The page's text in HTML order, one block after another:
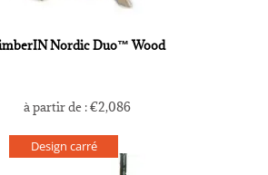
Nordic Duo™ Wood
à partir de :€2,086
Design carré